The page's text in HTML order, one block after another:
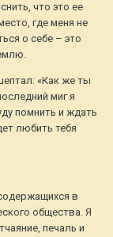
что это ее
где меня не
о себе – это
«Как же ты
миг я
помнить и ждать
любить тебя
в
общества. Я
печаль и